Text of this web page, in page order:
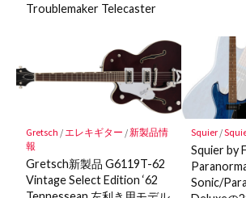
Troublemaker Telecaster
Gretsch /エレキギター /新製品情
報
Gretsch新製品 G6119T-62
Vintage Select Edition ‘62
Squier/
Squier by
Sonic/